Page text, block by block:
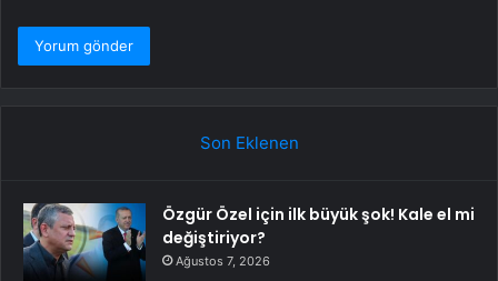
Son Eklenen
Özgür Özel için ilk büyük şok! Kale el mi
değiştiriyor?
Ağustos 7, 2026